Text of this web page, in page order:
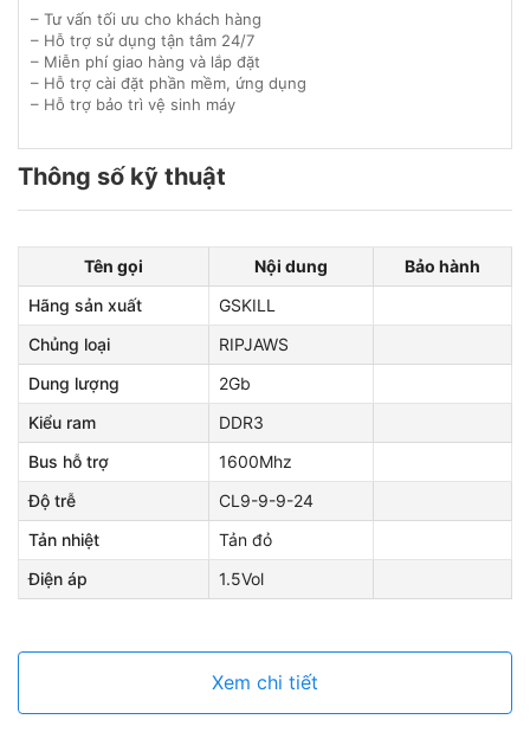
– Tư vấn tối ưu cho khách hàng
– Hỗ trợ sử dụng tận tâm 24/7
– Miễn phí giao hàng và lắp đặt
– Hỗ trợ cài đặt phần mềm, ứng dụng
– Hỗ trợ bảo trì vệ sinh máy
Thông số kỹ thuật
Tên gọi Nội dung
Bảo hành
Hãng sản xuất
GSKILL
Chủng loại
RIPJAWS
Dung lượng
2Gb
Kiểu ram
DDR3
Bus hỗ trợ
1600Mhz
Độ trễ
CL9-9-9-24
Tản nhiệt
Tản đỏ
Điện áp
1.5Vol
Xem chi tiết